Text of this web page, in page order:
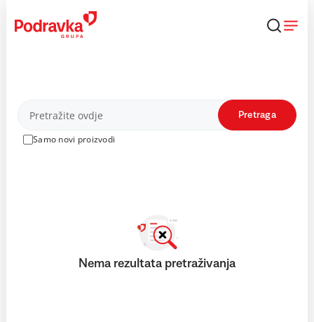
content
Proizvodi
Samo novi proizvodi
Pretraga
Nema rezultata pretraživanja